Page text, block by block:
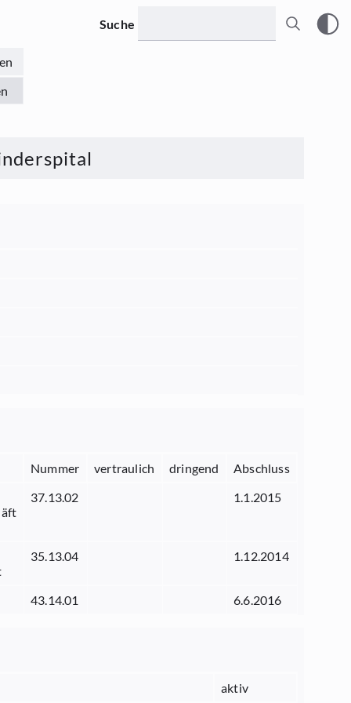
Suche
Nummer vertraulich dringend Abschluss
37.13.02 1.1.2015
35.13.04 1.12.2014
43.14.01 6.6.2016
aktiv